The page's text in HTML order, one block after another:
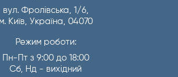
вул. Фролівська, 1/6,
м. Київ, Україна, 04070
Режим роботи:
Пн-Пт з 9:00 до 18:00
Сб, Нд - вихідний